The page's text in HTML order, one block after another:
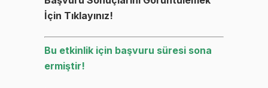
İçin Tıklayınız!
Bu etkinlik için başvuru süresi sona
ermiştir!